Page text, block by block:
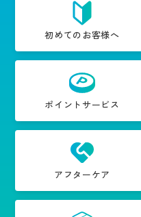
初めてのお客様へ
ポイントサービス
アフターケア